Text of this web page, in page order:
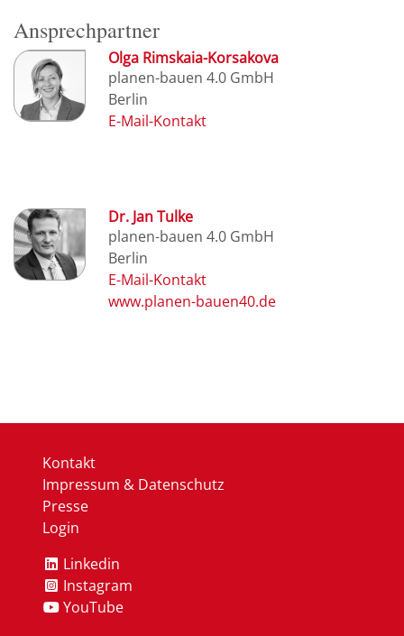
Ansprechpartner
Olga Rimskaia-Korsakova
planen-bauen 4.0 GmbH
Berlin
Dr. Jan Tulke
planen-bauen 4.0 GmbH
Berlin
www.planen-bauen40.de
Kontakt
Impressum & Datenschutz
Presse
Login
Linkedin
Instagram
YouTube